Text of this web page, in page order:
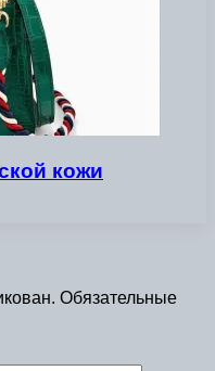
кожи
Обязательные